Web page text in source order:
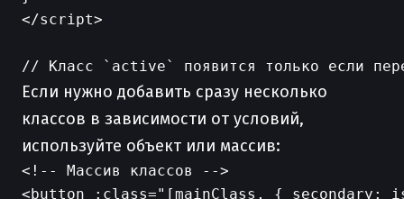
</script>
Если нужно добавить сразу несколько
классов в зависимости от условий,
используйте объект или массив:
<!-- Массив классов -->